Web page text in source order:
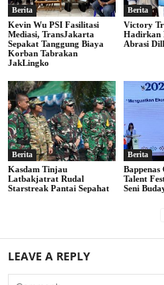
Berita
Kevin Wu PSI Fasilitasi
Mediasi, TransJakarta
Sepakat Tanggung Biaya
Korban Tabrakan
JakLingko
Berita
Victory
Hadirkan
Abrasi
Berita
Kasdam Tinjau
Latbakjatrat Rudal
Starstreak Pantai Sepahat
Berita
Bappenas
Talent
Seni
LEAVE A REPLY